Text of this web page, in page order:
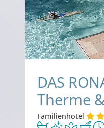
DAS
Therme
Familienhotel